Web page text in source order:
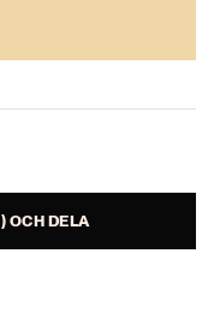
De
och bryts
OCH DELA